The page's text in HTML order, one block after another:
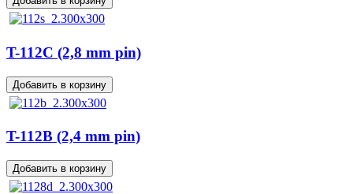
T-112C (2,8 mm pin)
T-112B (2,4 mm pin)